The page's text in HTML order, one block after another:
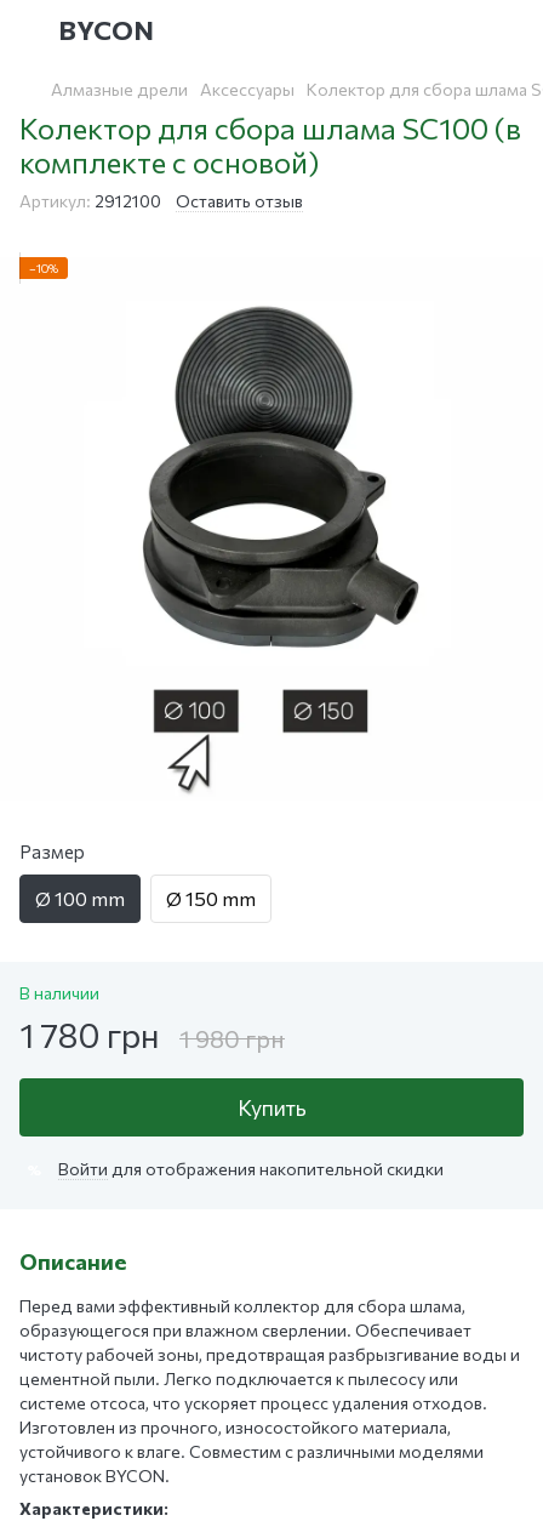
BYCON
Алмазные дрели Аксессуары Колектор для сбора шлама
Колектор для сбора шлама SC100 (в
комплекте с основой)
Артикул: 2912100 Оставить отзыв
−10%
Размер
Ø 100 mm Ø 150 mm
В наличии
1 780 грн 1 980 грн
Купить
Войти для отображения накопительной скидки
Описание
Перед вами эффективный коллектор для сбора шлама,
образующегося при влажном сверлении. Обеспечивает
чистоту рабочей зоны, предотвращая разбрызгивание воды и
цементной пыли. Легко подключается к пылесосу или
системе отсоса, что ускоряет процесс удаления отходов.
Изготовлен из прочного, износостойкого материала,
устойчивого к влаге. Совместим с различными моделями
установок BYCON.
Характеристики: